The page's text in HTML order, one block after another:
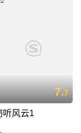
7.7
听风云1